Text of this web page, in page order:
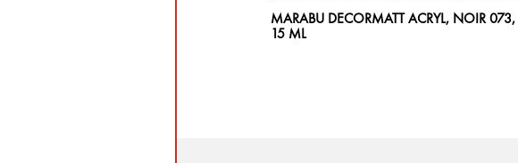
MARABU DECORMATT ACRYL, NOIR 073,
15 ML